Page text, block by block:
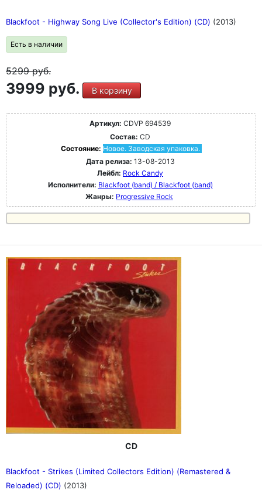
Blackfoot - Highway Song Live (Collector's Edition) (CD) (2013)
Есть в наличии
5299руб.
3999 руб. В корзину
Артикул: CDVP 694539
Состав: CD
Состояние: Новое. Заводская упаковка.
Дата релиза: 13-08-2013
Лейбл: Rock Candy
Исполнители: Blackfoot (band) / Blackfoot (band)
Жанры: Progressive Rock
CD
Blackfoot - Strikes (Limited Collectors Edition) (Remastered &
Reloaded) (CD) (2013)